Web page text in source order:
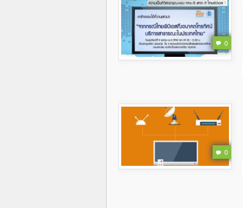
0
0